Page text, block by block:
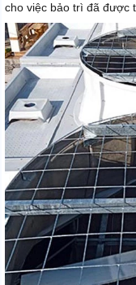
cho việc bảo trì đã được